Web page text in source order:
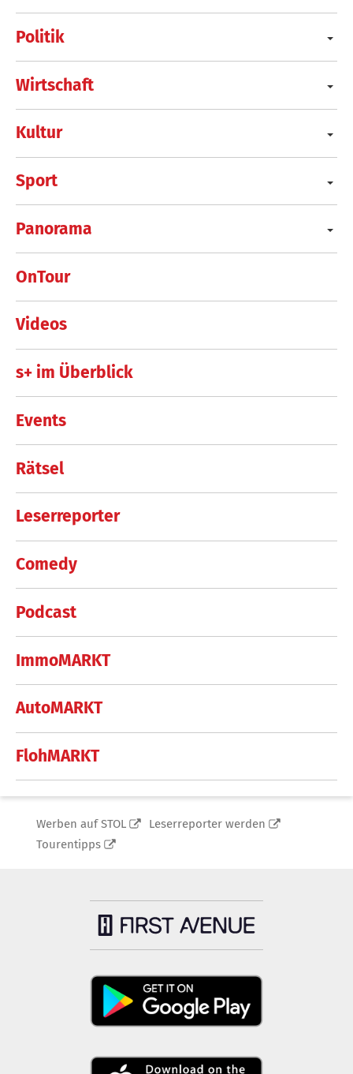
Politik
Wirtschaft
Kultur
Sport
Panorama
OnTour
Videos
s+ im Überblick
Events
Rätsel
Leserreporter
Comedy
Podcast
ImmoMARKT
AutoMARKT
FlohMARKT
Werben auf STOL
Leserreporter werden
Tourentipps